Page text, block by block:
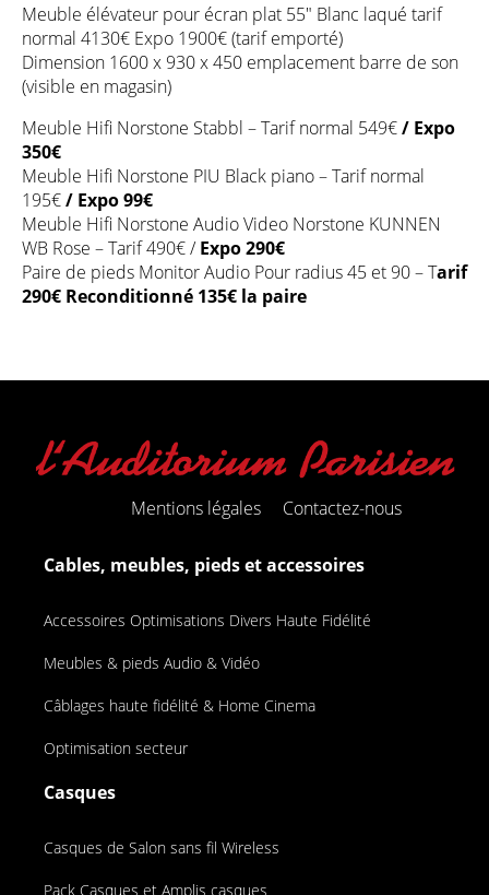
Meuble élévateur pour écran plat 55″ Blanc laqué tarif
normal 4130€ Expo 1900€ (tarif emporté)
Dimension 1600 x 930 x 450 emplacement barre de son
(visible en magasin)
Meuble Hifi Norstone Stabbl – Tarif normal 549€/ Expo
350€
Meuble Hifi Norstone PIU Black piano – Tarif normal
195€/ Expo 99€
Meuble Hifi Norstone Audio Video Norstone KUNNEN
WB Rose – Tarif 490€ /Expo 290€
Paire de pieds Monitor Audio Pour radius 45 et 90 – Tarif
290€ Reconditionné 135€ la paire
Mentions légales Contactez-nous
Cables, meubles, pieds et accessoires
Accessoires Optimisations Divers Haute Fidélité
Meubles & pieds Audio & Vidéo
Câblages haute fidélité & Home Cinema
Optimisation secteur
Casques
Casques de Salon sans fil Wireless
Pack Casques et Amplis casques